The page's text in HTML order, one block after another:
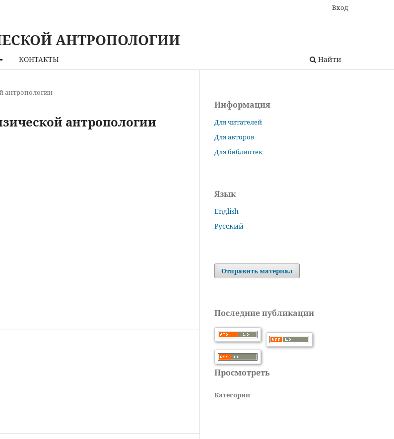
АНТРОПОЛОГИИ
КОНТАКТЫ Найти
Вход
антропологии
антропологии
Информация
Для читателей
Для авторов
Для библиотек
Язык
English
Русский
Отправить материал
Последние публикации
Просмотреть
Категории